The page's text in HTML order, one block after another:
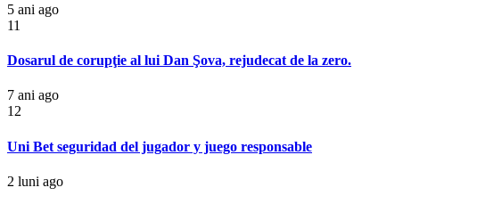
5 ani ago
11
Dosarul de corupţie al lui Dan Şova, rejudecat de la zero.
7 ani ago
12
Uni Bet seguridad del jugador y juego responsable
2 luni ago